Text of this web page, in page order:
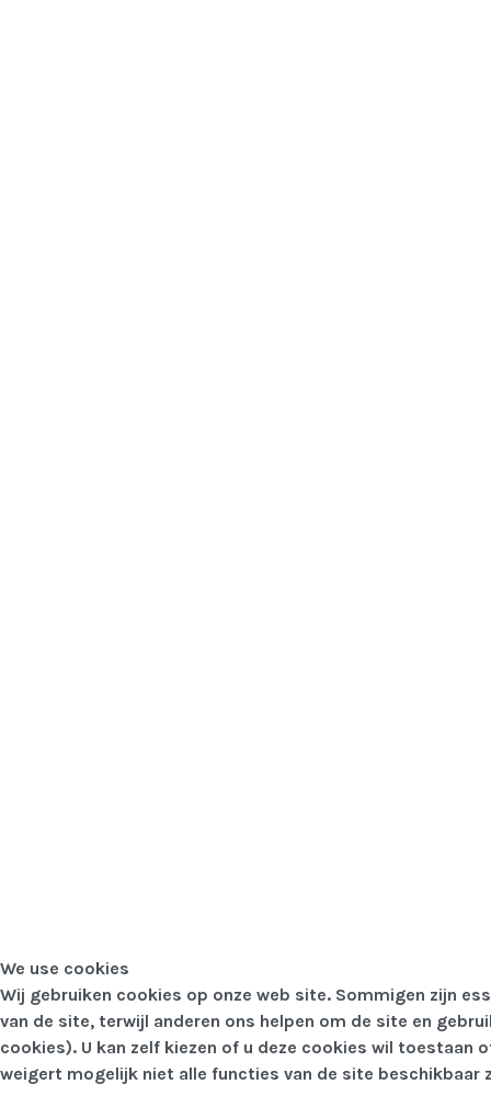
We use cookies
Wij gebruiken cookies op onze web site. Sommigen zijn
van de site, terwijl anderen ons helpen om de site en
cookies). U kan zelf kiezen of u deze cookies wil toestaan
weigert mogelijk niet alle functies van de site beschikbaar